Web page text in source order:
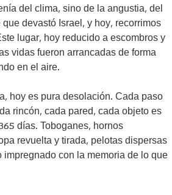
del clima, sino de la angustia, del
devastó Israel, y hoy, recorrimos
lugar, hoy reducido a escombros y
vidas fueron arrancadas de forma
en el aire.
hoy es pura desolación. Cada paso
rincón, cada pared, cada objeto es
días. Toboganes, hornos
revuelta y tirada, pelotas dispersas
con la memoria de lo que